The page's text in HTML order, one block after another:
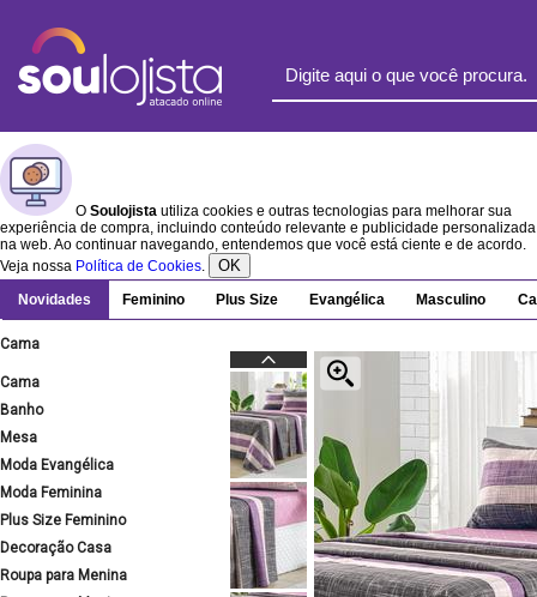
O Soulojista utiliza cookies e outras tecnologias para melhorar sua
experiência de compra, incluindo conteúdo relevante e publicidade personalizada
na web. Ao continuar navegando, entendemos que você está ciente e de acordo.
Veja nossa Política de Cookies. OK
Novidades Feminino Plus Size Evangélica Masculino
Cama
Cama
Banho
Mesa
Moda Evangélica
Moda Feminina
Plus Size Feminino
Decoração Casa
Roupa para Menina